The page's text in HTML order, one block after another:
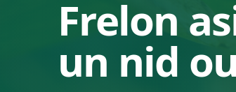
Frelon
un nid